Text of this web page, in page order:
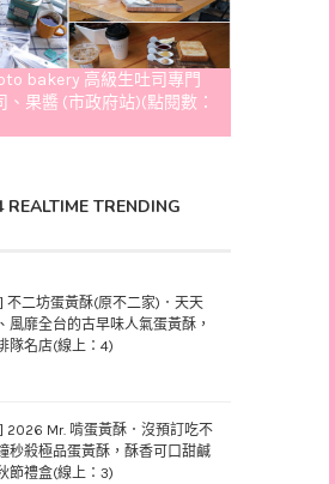
bakery 高級生吐司專門
果醬 (市政府站)(點閱數：
TRENDING
不二坊蛋黃酥(原不二家)．天天
風靡全台的古早味人氣蛋黃酥，
隊名店(線上：4)
2026 Mr. 啃蛋黃酥．沒預訂吃不
秒殺極品蛋黃酥，酥香可口甜鹹
節禮盒(線上：3)